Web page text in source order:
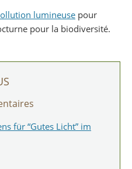
lumineuse pour
pour la biodiversité.
für “Gutes Licht” im